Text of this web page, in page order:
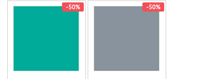
Prelistajte našu ponudu i pronađite savršenu opremu ili
-50% -50%